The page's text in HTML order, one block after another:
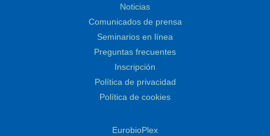
Noticias
Comunicados de prensa
Seminarios en línea
Preguntas frecuentes
Inscripción
Política de privacidad
Política de cookies
EurobioPlex